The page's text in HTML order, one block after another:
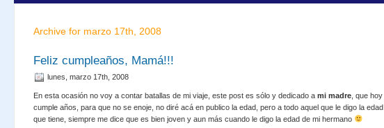
Archive for marzo 17th, 2008
Feliz cumpleaños, Mamá!!!
lunes, marzo 17th, 2008
En esta ocasión no voy a contar batallas de mi viaje, este post es sólo y dedicado a mi madre , que hoy
cumple años, para que no se enoje, no diré acá en publico la edad, pero a todo aquel que le digo la edad
que tiene, siempre me dice que es bien joven y aun más cuando le digo la edad de mi hermano